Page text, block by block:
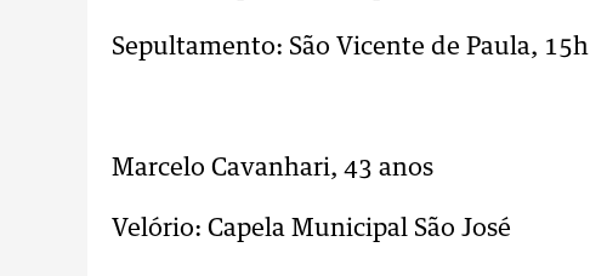
Sepultamento: São Vicente de Paula, 15h
Marcelo Cavanhari, 43 anos
Velório: Capela Municipal São José